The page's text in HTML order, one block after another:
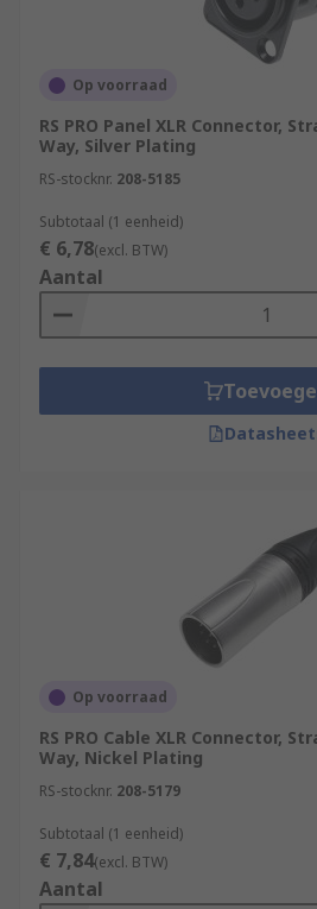
Op voorraad
RS PRO Panel XLR Connector,
Way, Silver Plating
RS-stocknr. 208-5185
Subtotaal (1 eenheid)
€ 6,78(excl. BTW)
Aantal
Op voorraad
RS PRO Cable XLR Connector,
Way, Nickel Plating
RS-stocknr. 208-5179
Subtotaal (1 eenheid)
€ 7,84(excl. BTW)
Aantal